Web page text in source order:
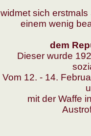
widmet sich
einem wenig
dem
Dieser wurde
Vom 12. - 14.
mit der Waffe